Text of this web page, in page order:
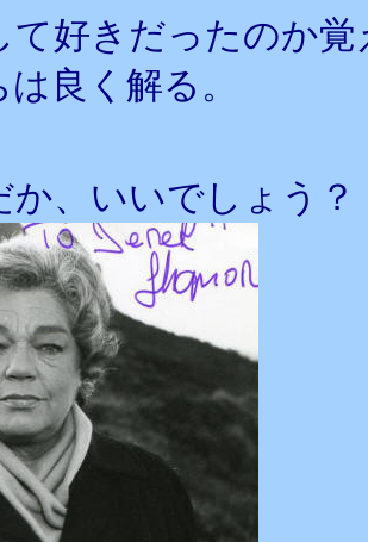
て好きだったのか
良く解る。
か、いいでしょう？